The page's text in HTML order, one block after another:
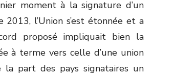
moment à la signature d’un
2013, l’Union s’est étonnée et a
proposé impliquait bien la
à terme vers celle d’une union
part des pays signataires un